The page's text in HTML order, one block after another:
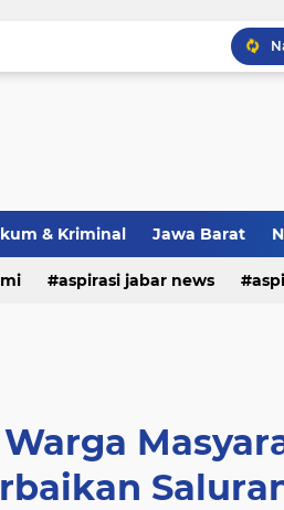
& Kriminal Jawa Barat
aspirasi jabar news